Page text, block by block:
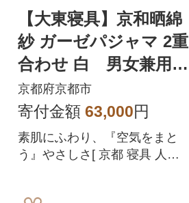
【大東寝具】京和晒綿
紗 ガーゼパジャマ 2重
合わせ 白 男女兼用サ
イズ(マスタード S)
京都府京都市
寄付金額 63,000円
素肌にふわり、『空気をまと
う』やさしさ[ 京都 寝具 人気